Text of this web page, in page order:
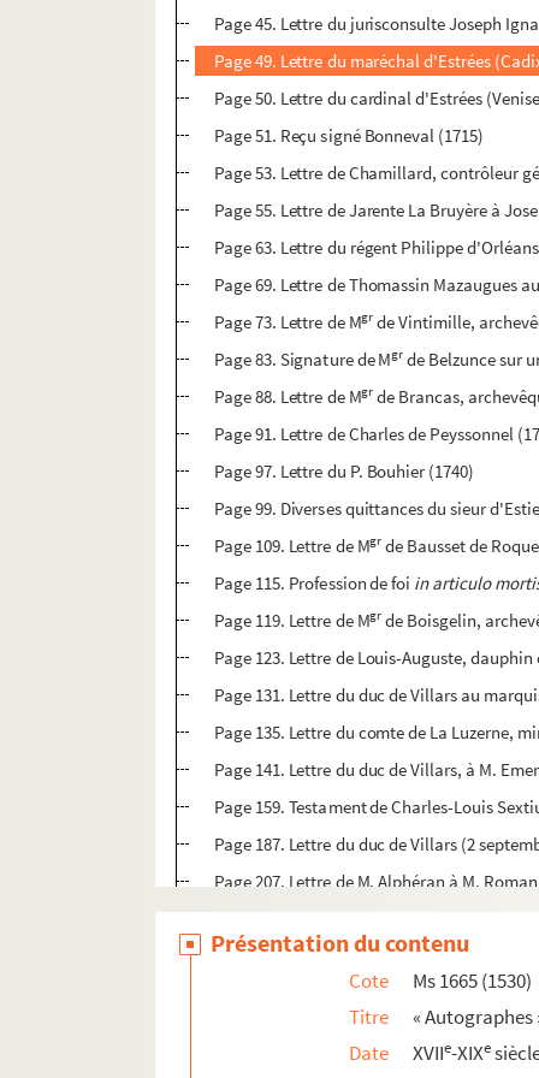
Page 45. Lettre du jurisconsulte Joseph
Page 49. Lettre du maréchal d'Estrées
Page 50. Lettre du cardinal d'Estrées
Page 51. Reçu signé Bonneval (1715)
Page 53. Lettre de Chamillard, contrôleur
Page 55. Lettre de Jarente La Bruyère à
Page 63. Lettre du régent Philippe
Page 69. Lettre de Thomassin Mazaugues
Page 73. Lettre de Mgr de Vintimille,
Page 83. Signature de Mgr de Belzunce sur
Page 88. Lettre de Mgr de Brancas,
Page 91. Lettre de Charles de Peyssonnel
Page 97. Lettre du P. Bouhier (1740)
Page 99. Diverses quittances du sieur
Page 109. Lettre de Mgr de Bausset de
Page 115. Profession de foi in articulo
Page 119. Lettre de Mgr de Boisgelin,
Page 123. Lettre de Louis-Auguste,
Page 131. Lettre du duc de Villars au
Page 135. Lettre du comte de La Luzerne,
Page 141. Lettre du duc de Villars, à M.
Page 159. Testament de Charles-Louis
Page 187. Lettre du duc de Villars (2
Page 207. Lettre de M. Alphéran à M.
Page 213. Lettre du prince de Bourbon-
Page 219. Lettre du comte de Mirabeau à
Page 225. Lettre des députés d'Aix à la
Page 237. Poèmes anonymes français et
Page 249. Lettre d'Emeric David à Charles
Présentation du contenu
Cote
Ms 1665 (1530)
Titre
« Autographes
Date
XVIIe-XIXe